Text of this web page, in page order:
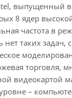
выпущенный
8 ядер
частота в
таких задач,
торговля,
видеокартой
–